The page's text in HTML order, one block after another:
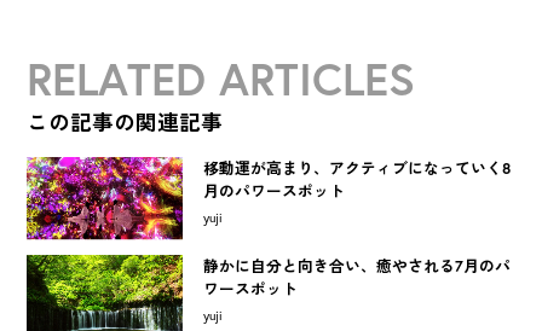
RELATED ARTICLES
この記事の関連記事
移動運が高まり、アクティブになっていく8
月のパワースポット
yuji
静かに自分と向き合い、癒やされる7月のパ
ワースポット
yuji